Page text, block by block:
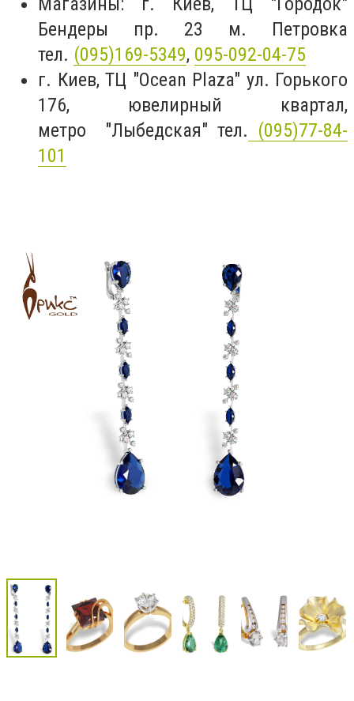
Бендеры пр. 23 м. Петровка
тел. (095)169-5349, 095-092-04-75
г. Киев, ТЦ "Ocean Plaza" ул. Горького
176, ювелирный квартал,
метро "Лыбедская" тел. (095)77-84-
101